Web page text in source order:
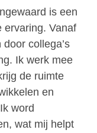
is een
ervaring. Vanaf
collega’s
Ik werk mee
de ruimte
en
word
wat mij helpt